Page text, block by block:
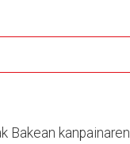
Bakean kanpainaren